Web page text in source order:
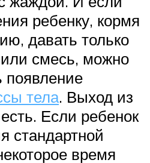
ребенку, кормя
давать только
смесь, можно
появление
тела. Выход из
Если ребенок
стандартной
время